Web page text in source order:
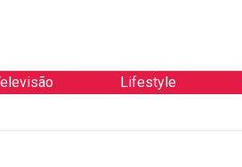
Lifestyle